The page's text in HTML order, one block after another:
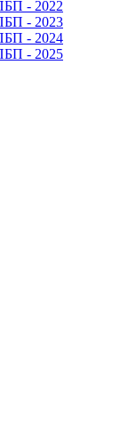
- 2022
- 2023
- 2024
- 2025